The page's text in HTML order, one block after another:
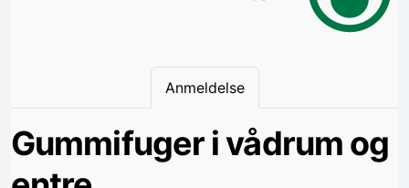
Anmeldelse
Gummifuger i vådrum og